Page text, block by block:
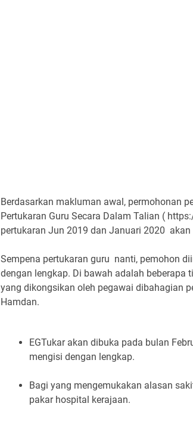
Berdasarkan makluman awal, permohonan
Pertukaran Guru Secara Dalam Talian (
pertukaran Jun 2019 dan Januari 2020
Sempena pertukaran guru nanti, pemohon
dengan lengkap. Di bawah adalah beberapa
yang dikongsikan oleh pegawai dibahagian
Hamdan.
EGTukar akan dibuka pada bulan
mengisi dengan lengkap.
Bagi yang mengemukakan alasan
pakar hospital kerajaan.